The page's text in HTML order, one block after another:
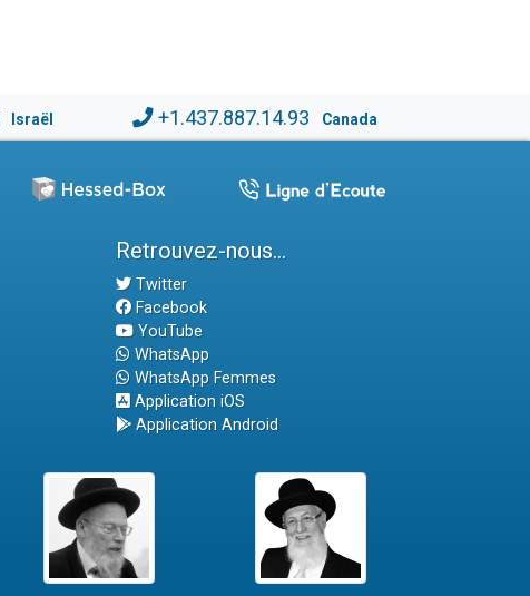
Israël +1.437.887.14.93 Canada
Retrouvez-nous...
Twitter
Facebook
YouTube
WhatsApp
WhatsApp Femmes
Application iOS
Application Android